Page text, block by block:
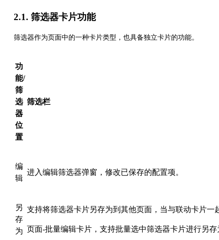
2.1. 筛选器卡片功能
筛选器作为页面中的一种卡片类型，也具备独立卡片的功能。
功
能/
筛
选
器
位
置
筛选栏
编
辑
进入编辑筛选器弹窗，修改已保存的配置项。
另
存
为
支持将筛选器卡片另存为到其他页面，当与联动卡片
页面-批量编辑卡片，支持批量选中筛选器卡片进行另存